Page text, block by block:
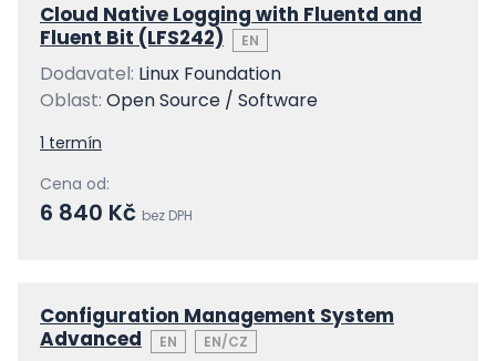
Cloud Native Logging with Fluentd and
Fluent Bit (LFS242)
EN
Dodavatel: Linux Foundation
Oblast: Open Source / Software
1 termín
Cena od:
6 840 Kč bez DPH
Configuration Management System
Advanced
EN EN/CZ